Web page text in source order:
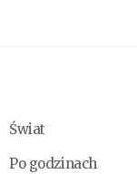
Świat
Po godzinach